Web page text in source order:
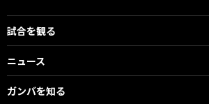
試合を観る
ニュース
ガンバを知る